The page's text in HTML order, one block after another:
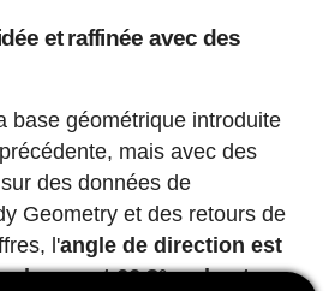
et raffinée avec des
base géométrique introduite
mais avec des
des données de
Geometry et des retours de
l'angle de direction est
basse et 66,3° en haute,